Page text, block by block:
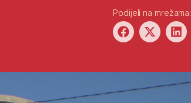
Podijeli na mrežama: